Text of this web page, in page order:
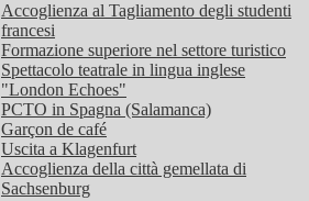
Accoglienza al Tagliamento degli studenti
francesi
Formazione superiore nel settore turistico
Spettacolo teatrale in lingua inglese
"London Echoes"
PCTO in Spagna (Salamanca)
Garçon de café
Uscita a Klagenfurt
Accoglienza della città gemellata di
Sachsenburg